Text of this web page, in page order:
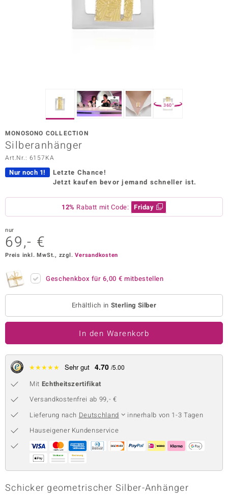
Vogue
Paraíso
BY DE MELO
Collection
Classics
360°
MONOSONO COLLECTION
Silberanhänger
Art.Nr.: 6157KA
Nur noch 1!
Letzte Chance!
Jetzt kaufen bevor jemand schneller ist.
12% Rabatt mit Code: Friday
nur
69,- €
Preis inkl. MwSt., zzgl.Versandkosten
Geschenkbox für6,00 € mitbestellen
Erhältlich in Sterling Silber
In den Warenkorb
★★★★★ Sehr gut 4.70 /5.00
Mit Echtheitszertifikat
Versandkostenfrei ab 99,- €
Lieferung nach Deutschland
innerhalb von 1-3 Tagen
Hauseigener Kundenservice
Schicker geometrischer Silber-Anhänger